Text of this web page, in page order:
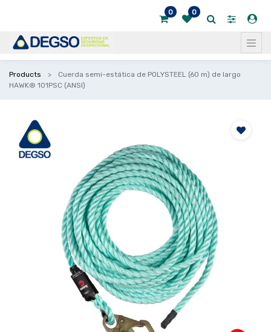
0 0
Products
Cuerda semi-estática de POLYSTEEL (60 m) de largo
HAWK® 101PSC (ANSI)